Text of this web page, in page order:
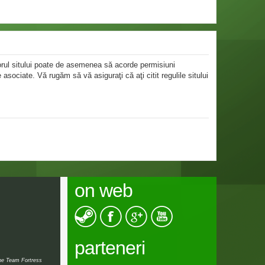
sitului poate de asemenea să acorde permisiuni
Vă rugăm să vă asiguraţi că aţi citit regulile sitului
Team Fortress
on web
parteneri